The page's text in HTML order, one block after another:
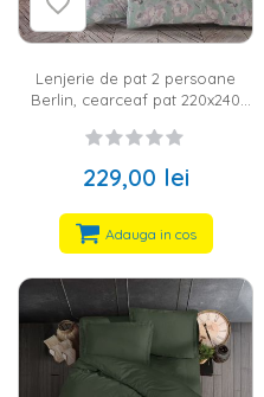
Lenjerie de pat 2 persoane
Berlin, cearceaf pat 220x240
fete perna 50x70 cm, 100%
229,00 lei
Adauga in cos